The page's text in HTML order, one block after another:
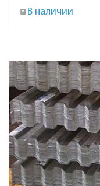
В наличии